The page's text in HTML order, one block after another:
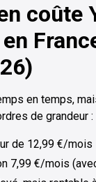
coûte
en temps,
de grandeur :
de 12,99 €/mois
7,99 €/mois